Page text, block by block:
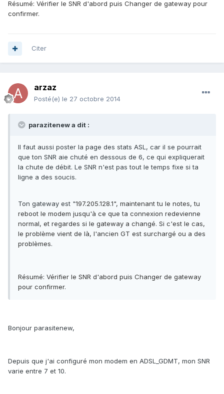
Résumé: Vérifier le SNR d'abord puis Changer de gateway pour
confirmer.
Citer
arzaz
Posté(e) le 27 octobre 2014
parazitenew a dit :
Il faut aussi poster la page des stats ASL, car il se pourrait
que ton SNR aie chuté en dessous de 6, ce qui expliquerait
la chute de débit. Le SNR n'est pas tout le temps fixe si ta
ligne a des soucis.
Ton gateway est "197.205.128.1", maintenant tu le notes, tu
reboot le modem jusqu'à ce que ta connexion redevienne
normal, et regardes si le gateway a changé. Si c'est le cas,
le problème vient de là, l'ancien GT est surchargé ou a des
problèmes.
Résumé: Vérifier le SNR d'abord puis Changer de gateway
pour confirmer.
Bonjour parasitenew,
Depuis que j'ai configuré mon modem en ADSL_GDMT, mon SNR
varie entre 7 et 10.